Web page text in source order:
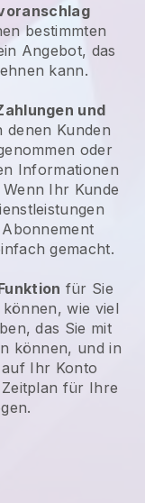
bestimmten
Angebot, das
kann.
und
denen Kunden
oder
Informationen
Wenn Ihr Kunde
gemacht.
für Sie
wie viel
das Sie mit
können, und in
Ihr Konto
für Ihre